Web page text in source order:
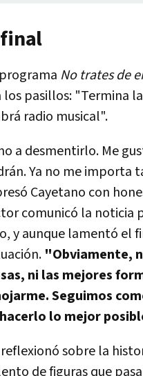
No trates de
pasillos: "Termina
radio musical".
a desmentirlo. Me
Ya no me importa
Cayetano con
comunicó la noticia
y aunque lamentó el
"Obviamente,
ni las mejores
Seguimos
lo mejor
sobre la
de figuras que